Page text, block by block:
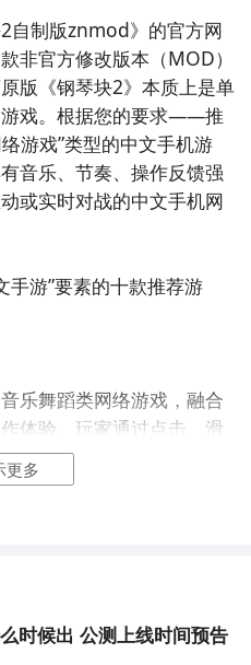
自制版znmod》的官方网
非官方修改版本（MOD）
版《钢琴块2》本质上是单
戏。根据您的要求——推
游戏”类型的中文手机游
音乐、节奏、操作反馈强
或实时对战的中文手机网
手游”要素的十款推荐游
乐舞蹈类网络游戏，融合
体验。玩家通过点击、滑
并可与其他玩家实时匹配
富的角色装扮、社交系统
游戏，《节奏大师》在重
更多
时候出 公测上线时间预告